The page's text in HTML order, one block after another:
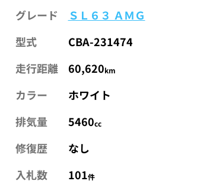
グレード
ＳＬ６３ ＡＭＧ
型式
CBA-231474
走行距離
60,620km
カラー
ホワイト
排気量
5460cc
修復歴
なし
入札数
101件